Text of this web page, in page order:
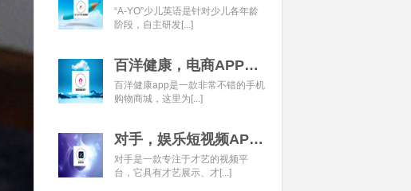
“A-YO”少儿英语是针对少儿各年龄
阶段，自主研发[...]
百洋健康，电商APP开发经典案例
百洋健康app是一款非常不错的手机
购物商城，这里为[...]
对手，娱乐短视频APP开发经典案例
对手是一款专注于才艺的视频平
台，它具有才艺展示、才[...]